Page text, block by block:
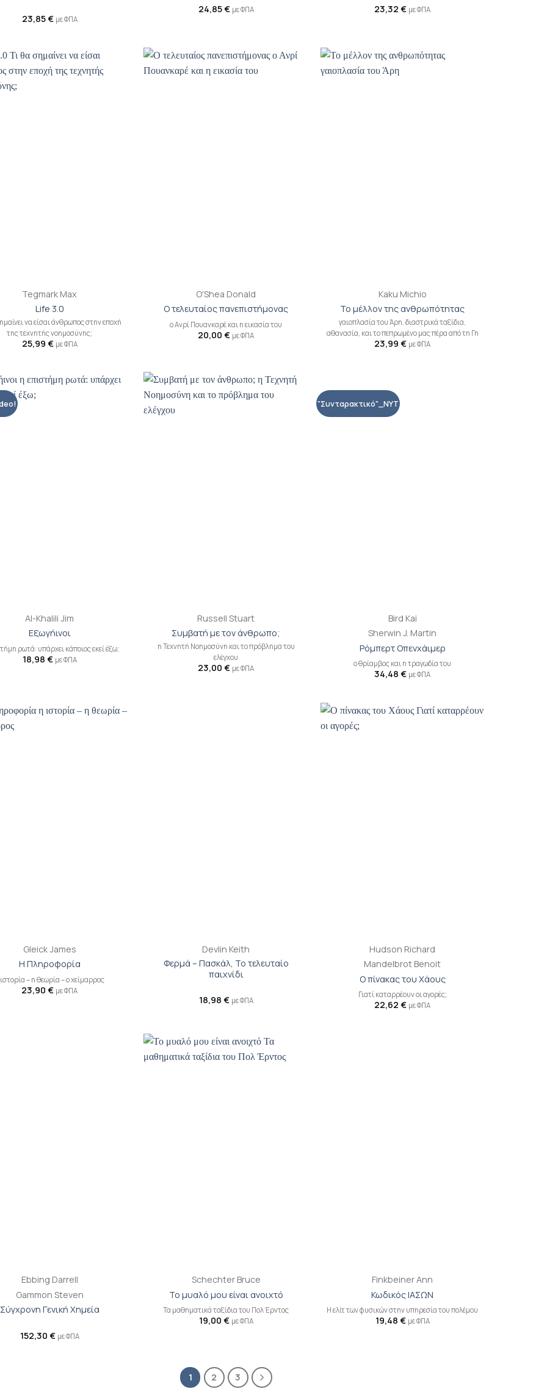
23,85€ με ΦΠΑ
24,85€ με ΦΠΑ 23,32€ με ΦΠΑ
Tegmark Max
Life 3.0
να είσαι άνθρωπος στην εποχή
της τεχνητής νοημοσύνης;
25,99 € με ΦΠΑ
O'Shea Donald
Ο τελευταίος πανεπιστήμονας
ο Ανρί Πουανκαρέ και η εικασία του
20,00€ με ΦΠΑ
Kaku Michio
Το μέλλον της ανθρωπότητας
γαιοπλασία του Άρη, διαστρικά ταξίδια,
αθανασία, και το πεπρωμένο μας πέρα από τη Γη
23,99€ με ΦΠΑ
Al-Khalili Jim
Εξωγήινοι
ρωτά: υπάρχει κάποιος εκεί έξω;
18,98 € με ΦΠΑ
Russell Stuart
Συμβατή με τον άνθρωπο;
η Τεχνητή Νοημοσύνη και το πρόβλημα του
ελέγχου
23,00€ με ΦΠΑ
"Συνταρακτικό"_NYT
Bird Kai
Sherwin J. Martin
Ρόμπερτ Οπενχάιμερ
ο θρίαμβος και η τραγωδία του
34,48€ με ΦΠΑ
Gleick James
Η Πληροφορία
– η θεωρία – ο χείμαρρος
23,90€ με ΦΠΑ
Devlin Keith
Φερμά – Πασκάλ, Το τελευταίο
παιχνίδι
18,98 € με ΦΠΑ
Hudson Richard
Mandelbrot Benoit
Ο πίνακας του Χάους
Γιατί καταρρέουν οι αγορές;
22,62€ με ΦΠΑ
Ebbing Darrell
Gammon Steven
Σύγχρονη Γενική Χημεία
152,30 € με ΦΠΑ
Schechter Bruce
Το μυαλό μου είναι ανοιχτό
Τα μαθηματικά ταξίδια του Πολ Έρντος
19,00 € με ΦΠΑ
Finkbeiner Ann
Κωδικός ΙΑΣΩΝ
Η ελίτ των φυσικών στην υπηρεσία του πολέμου
19,48 € με ΦΠΑ
1 2 3